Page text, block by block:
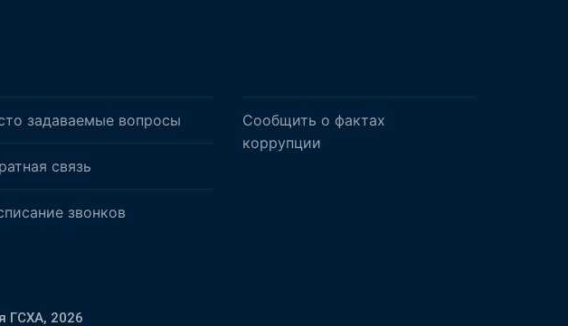
задаваемые вопросы
связь
звонков
Сообщить о фактах
коррупции
ГСХА, 2026